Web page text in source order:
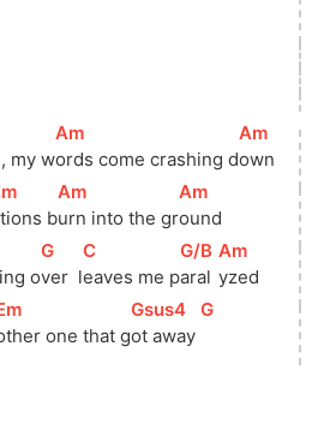
my w
[
Am
ords come crashing d
[
Am
own
b
[
Am
urn into the gr
[
Am
ound
o
[
G
ver  l
[
C
eaves me p
[
G/B ]
aral
[
Am
yzed
one that g
[
Gsus4
ot away
[
G